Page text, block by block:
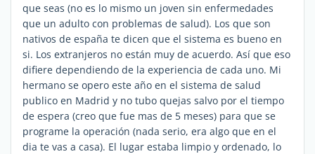
que seas (no es lo mismo un joven sin enfermedades
que un adulto con problemas de salud). Los que son
nativos de españa te dicen que el sistema es bueno en
si. Los extranjeros no están muy de acuerdo. Así que eso
difiere dependiendo de la experiencia de cada uno. Mi
hermano se opero este año en el sistema de salud
publico en Madrid y no tubo quejas salvo por el tiempo
de espera (creo que fue mas de 5 meses) para que se
programe la operación (nada serio, era algo que en el
dia te vas a casa). El lugar estaba limpio y ordenado, lo